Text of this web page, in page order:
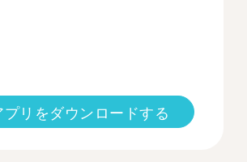
プリをダウンロードする